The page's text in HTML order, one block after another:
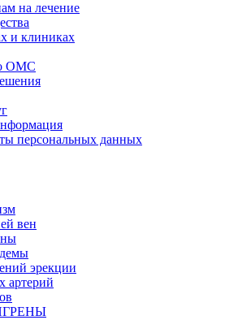
на лечение
и клиниках
ОМС
персональных данных
вен
эрекции
артерий